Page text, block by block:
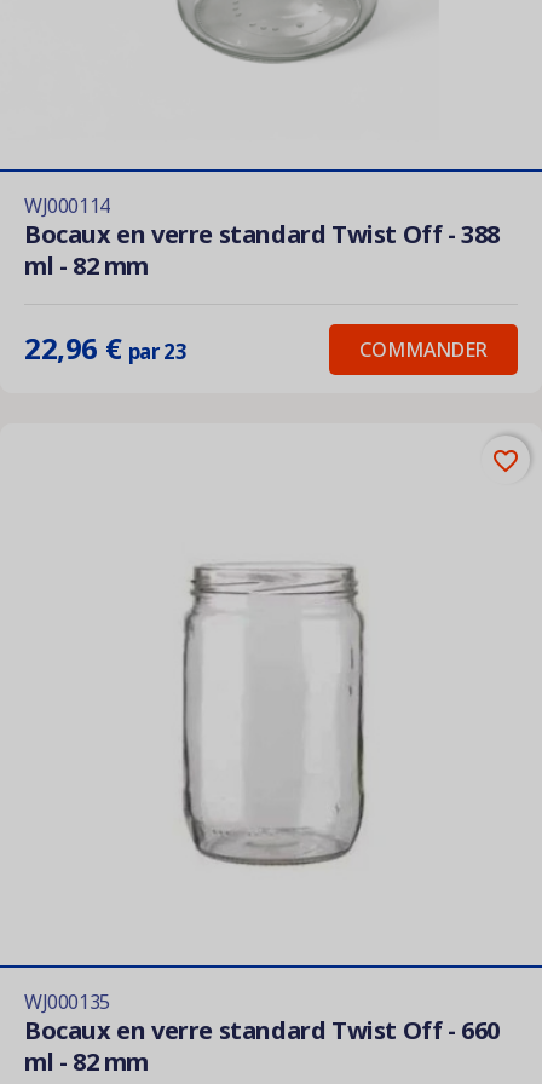
WJ000114
Bocaux en verre standard Twist Off - 388
ml - 82 mm
22,96 € par 23 COMMANDER
WJ000135
Bocaux en verre standard Twist Off - 660
ml - 82 mm
favorite_border